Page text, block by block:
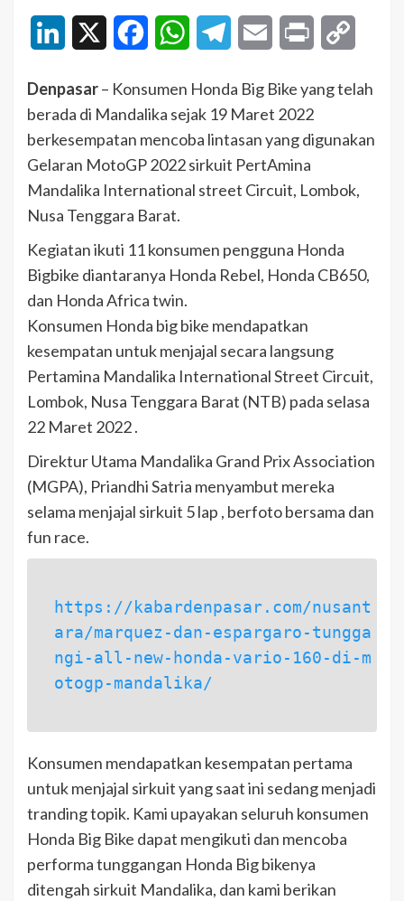
LinkedIn FacebookWhatsAppTelegramEmail Print
Denpasar– Konsumen Honda Big Bike yang telah
berada di Mandalika sejak 19 Maret 2022
berkesempatan mencoba lintasan yang digunakan
Gelaran MotoGP 2022 sirkuit PertAmina
Mandalika International street Circuit, Lombok,
Nusa Tenggara Barat.
Kegiatan ikuti 11 konsumen pengguna Honda
Bigbike diantaranya Honda Rebel, Honda CB650,
dan Honda Africa twin.
Konsumen Honda big bike mendapatkan
kesempatan untuk menjajal secara langsung
Pertamina Mandalika International Street Circuit,
Lombok, Nusa Tenggara Barat (NTB) pada selasa
22 Maret 2022 .
Direktur Utama Mandalika Grand Prix Association
(MGPA), Priandhi Satria menyambut mereka
selama menjajal sirkuit 5 lap , berfoto bersama dan
fun race.
https://kabardenpasar.com/nusant
ara/marquez-dan-espargaro-tungga
ngi-all-new-honda-vario-160-di-m
otogp-mandalika/
Konsumen mendapatkan kesempatan pertama
untuk menjajal sirkuit yang saat ini sedang menjadi
tranding topik. Kami upayakan seluruh konsumen
Honda Big Bike dapat mengikuti dan mencoba
performa tunggangan Honda Big bikenya
ditengah sirkuit Mandalika, dan kami berikan